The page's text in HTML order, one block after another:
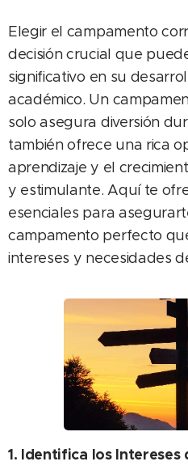
Elegir el campamento
decisión crucial que
significativo en su
académico. Un
solo asegura diversión
también ofrece una rica
aprendizaje y el
y estimulante. Aquí te
esenciales para
campamento perfecto
intereses y necesidades
1. Identifica los Intereses